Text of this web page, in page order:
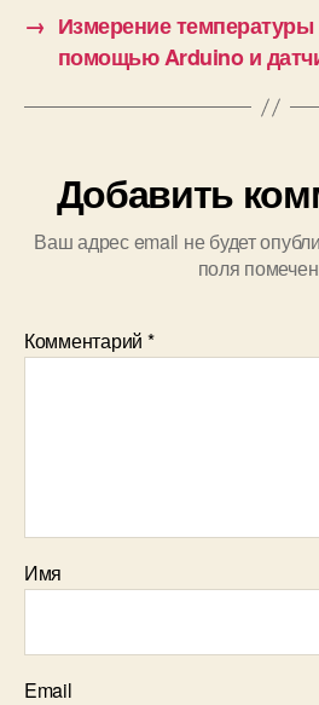
→ Измерение
помощью Arduino и
Добавить
Ваш адрес email не будет
поля
Комментарий *
Имя
Email